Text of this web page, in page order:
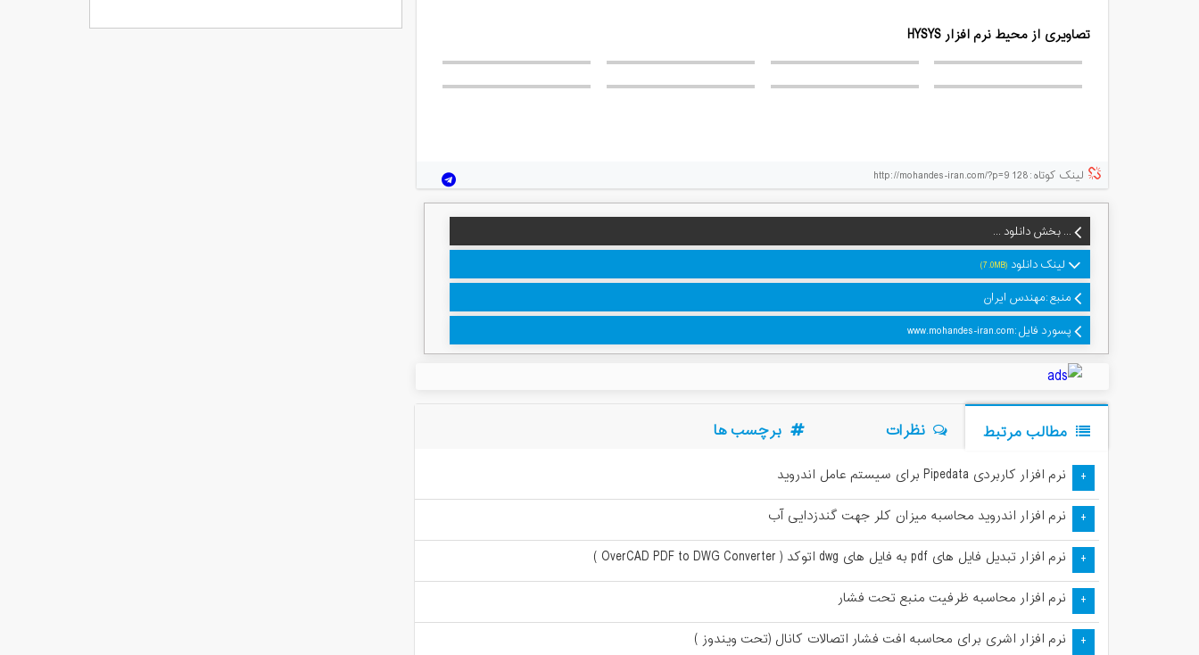
تصاویری از محیط نرم ‌افزار HYSYS
لینک کوتاه:http://mohandes-iran.com/?p=9128
... بخش دانلود ...
لینک دانلود (7.0MB)
منبع:مهندس ایران
پسورد فایل:www.mohandes-iran.com
مطالب مرتبط نظرات برچسب ها
+
نرم افزار کاربردی Pipedata برای سیستم عامل اندروید
+
نرم افزار اندروید محاسبه میزان کلر جهت گندزدایی آب
+
نرم افزار تبدیل فایل های pdf به فایل های dwg اتوکد ( OverCAD PDF to DWG Converter )
+
نرم ‌افزار محاسبه ظرفیت منبع تحت فشار
+
نرم افزار اشری برای محاسبه افت فشار اتصالات کانال (تحت ویندوز )